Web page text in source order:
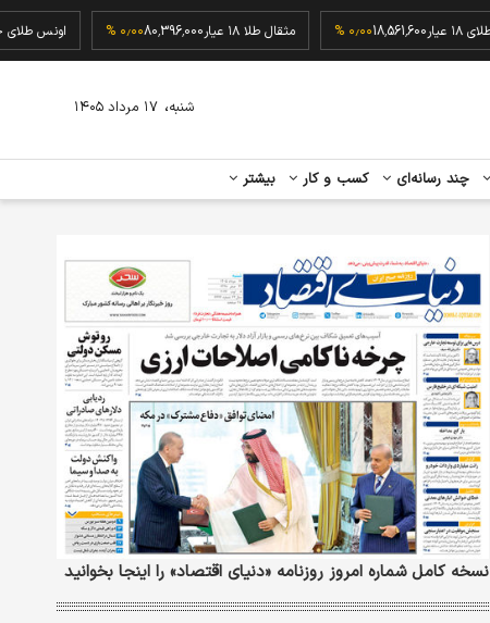
گرم طلای ۱۸ عیار 18,561,600 مثقال طلا ۱۸ عیار 80,396,000
چند رسانه‌ای کسب و کار بیشتر
شنبه، ۱۷ مرداد ۱۴۰۵
نسخه کامل شماره امروز روزنامه «دنیای‌ اقتصاد» را اینجا بخوانید